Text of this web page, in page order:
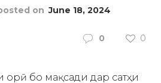
on June 18, 2024
0 0
бо мақсади дар сатҳи